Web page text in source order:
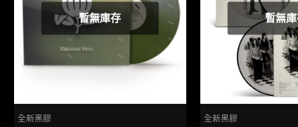
暫無庫存
全新黑膠
暫無
全新黑膠